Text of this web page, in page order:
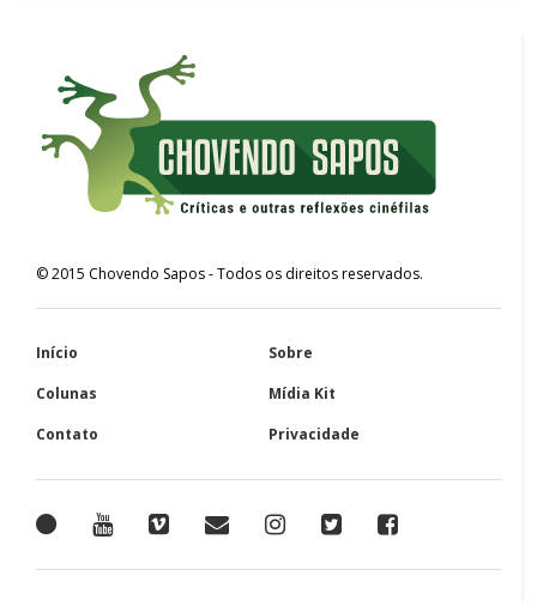
©2015 Chovendo Sapos- Todos os direitos reservados.
Início
Sobre
Colunas
Mídia Kit
Contato
Privacidade